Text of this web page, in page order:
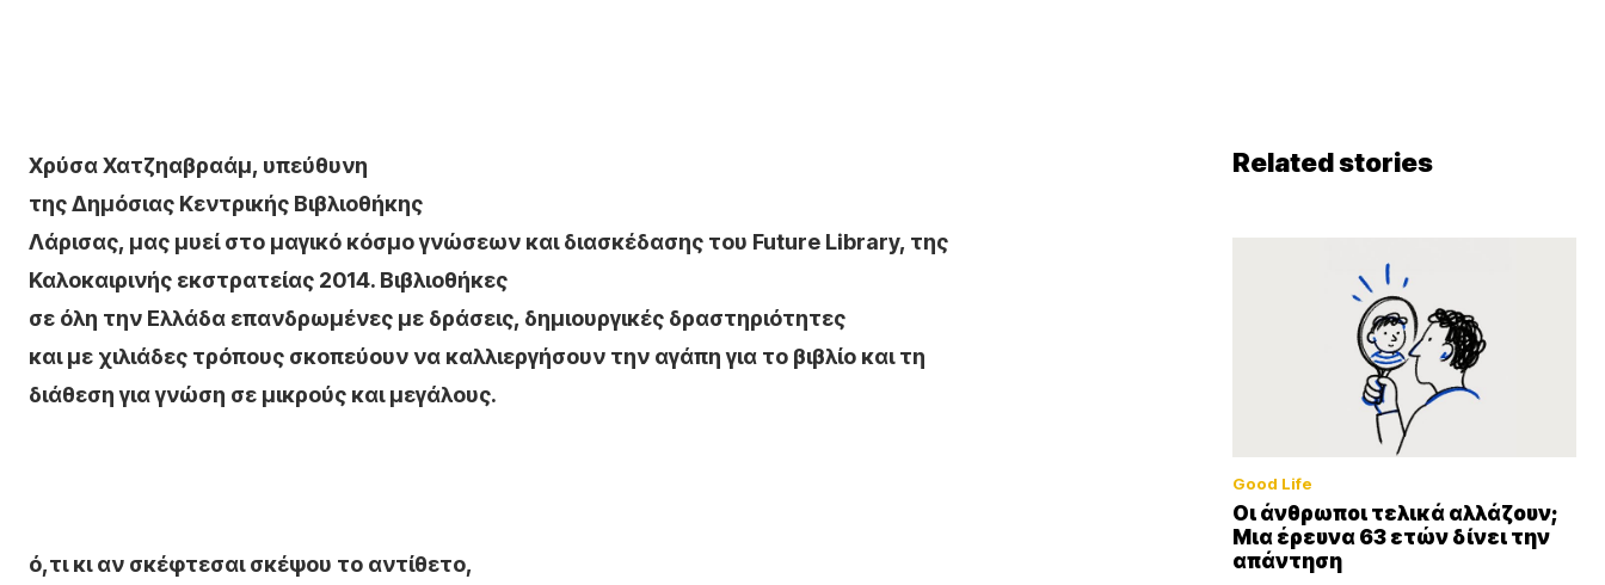
Χρύσα Χατζηαβραάμ, υπεύθυνη
της Δημόσιας Κεντρικής Βιβλιοθήκης
Λάρισας, μας μυεί στο μαγικό κόσμο γνώσεων και διασκέδασης του Future Library, της
Καλοκαιρινής εκστρατείας 2014. Βιβλιοθήκες
σε όλη την Ελλάδα επανδρωμένες με δράσεις, δημιουργικές δραστηριότητες
και με χιλιάδες τρόπους σκοπεύουν να καλλιεργήσουν την αγάπη για το βιβλίο και τη
διάθεση για γνώση σε μικρούς και μεγάλους.
ό,τι κι αν σκέφτεσαι σκέψου το αντίθετο,
Related stories
Good Life
Οι άνθρωποι τελικά αλλάζουν;
Μια έρευνα 63 ετών δίνει την
απάντηση